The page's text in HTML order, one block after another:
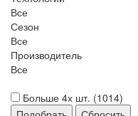
Все
Сезон
Все
Производитель
Все
Больше 4х шт. (1014)